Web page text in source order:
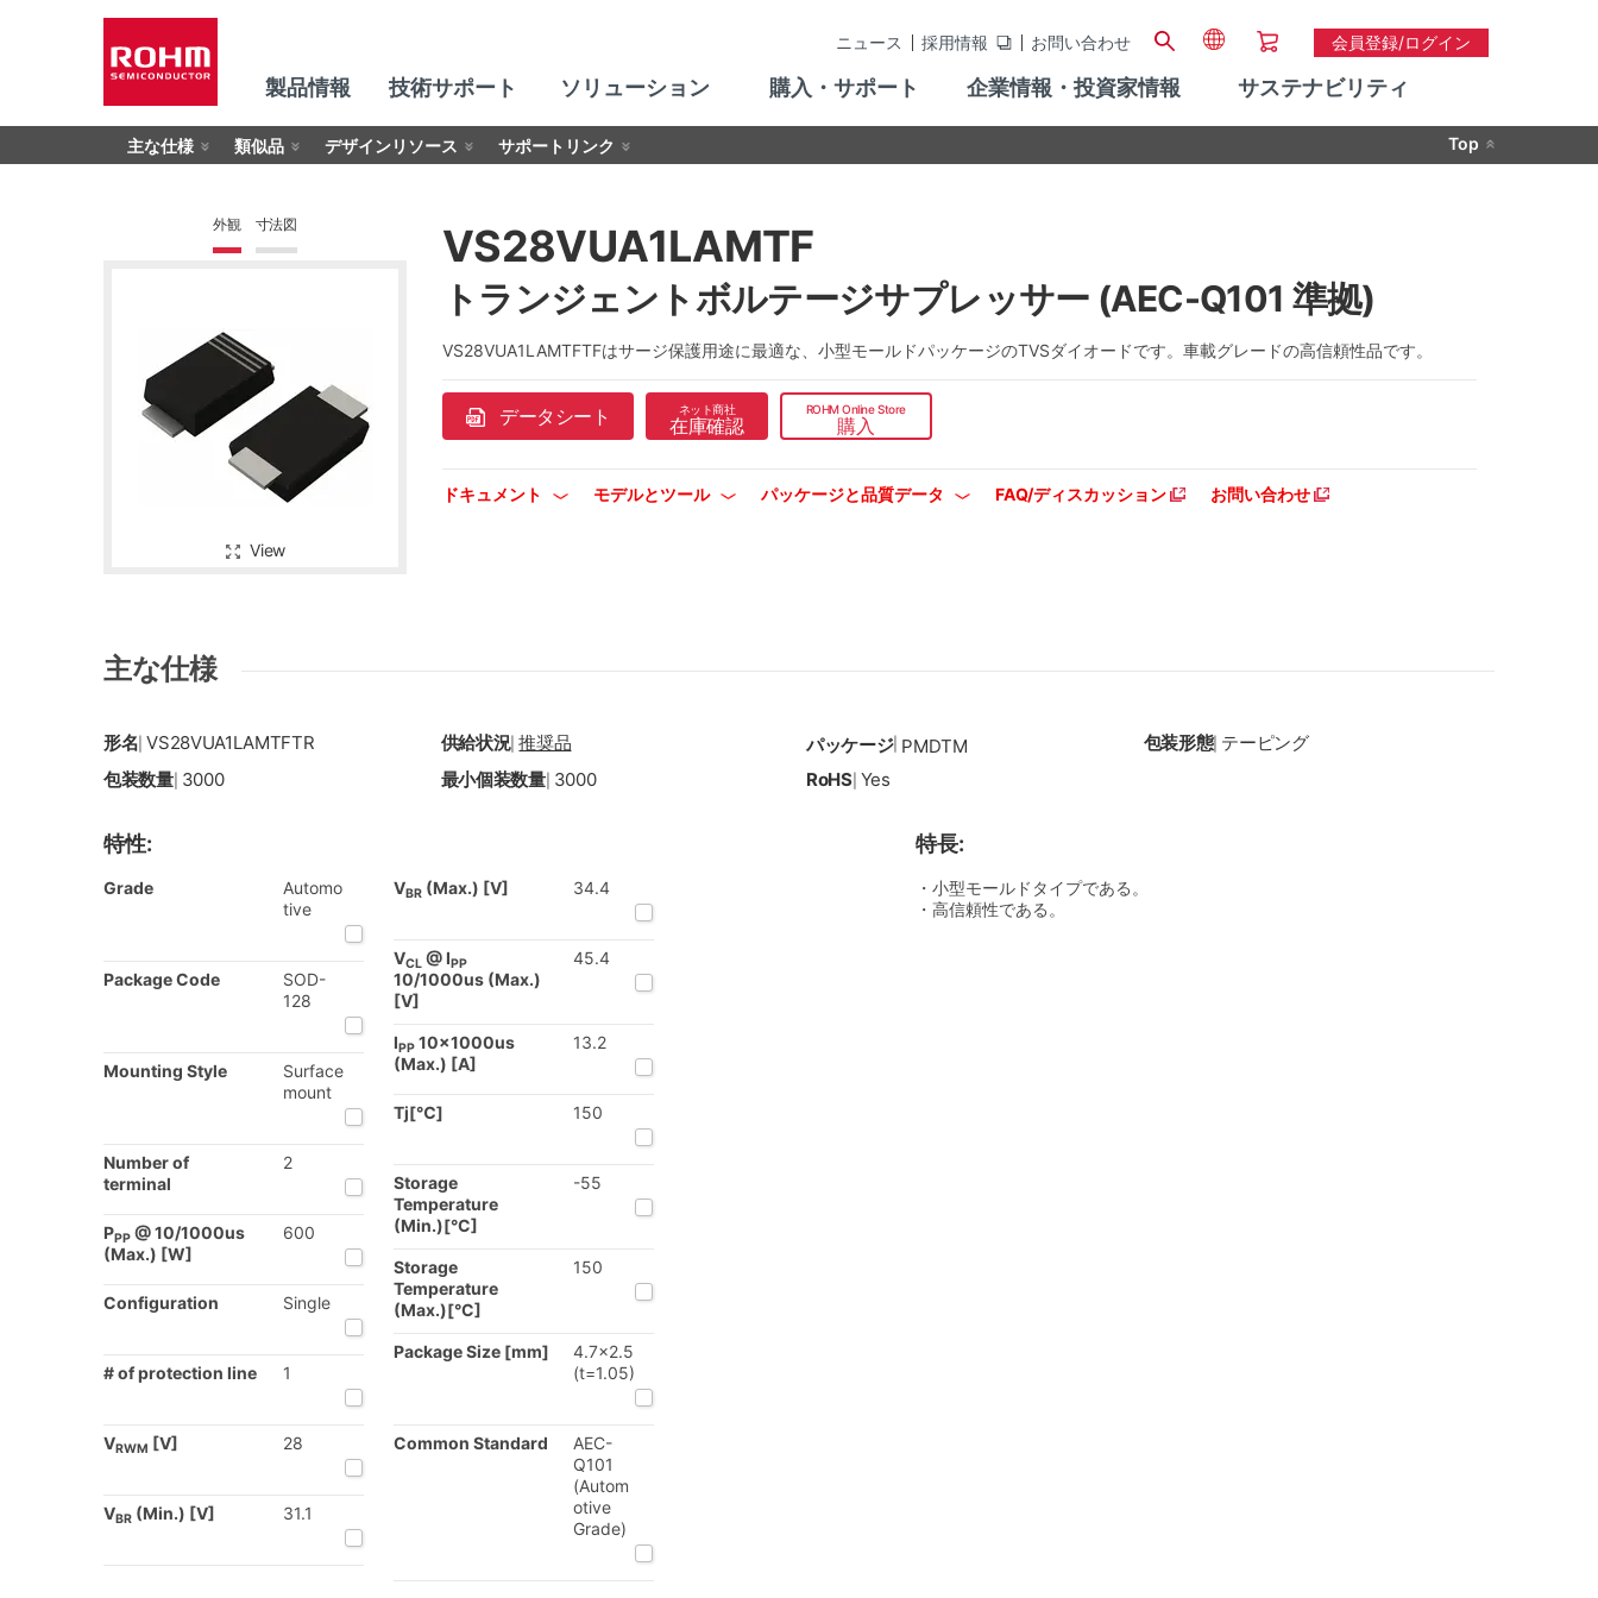
ニュース 採用情報 お問い合わせ 会員登録/ログイン
製品情報 技術サポート ソリューション 購入・サポート 企業情報・投資家情報 サステナビリティ
主な仕様 類似品 デザインリソース サポートリンク Top
外観 寸法図
View
VS28VUA1LAMTF
トランジェントボルテージサプレッサー (AEC-Q101 準拠)
VS28VUA1LAMTFTFはサージ保護用途に最適な、小型モールドパッケージのTVSダイオードです。車載グレードの高信頼性品です。
データシート ネット商社
在庫確認
ROHM Online Store
購入
ドキュメント モデルとツール パッケージと品質データ FAQ/ディスカッション お問い合わせ
主な仕様
形名 |VS28VUA1LAMTFTR 供給状況|推奨品 パッケージ| PMDTM 包装形態| テーピング
包装数量| 3000 最小個装数量| 3000 RoHS| Yes
特性:
Grade
Automo
tive
Package Code
SOD-
128
Mounting Style
Surface
mount
Number of
terminal
2
PPP @ 10/1000us
(Max.) [W]
600
Configuration Single
# of protection line 1
VRWM [V] 28
VBR (Min.) [V] 31.1
VBR(Max.) [V] 34.4
VCL @ IPP
10/1000us (Max.)
[V]
45.4
IPP10x1000us
(Max.) [A]
13.2
Tj[℃] 150
Storage
Temperature
(Min.)[°C]
-55
Storage
Temperature
(Max.)[°C]
150
Package Size [mm]
4.7x2.5
(t=1.05)
Common Standard
AEC-
Q101
(Autom
otive
Grade)
特長:
・小型モールドタイプである。
・高信頼性である。